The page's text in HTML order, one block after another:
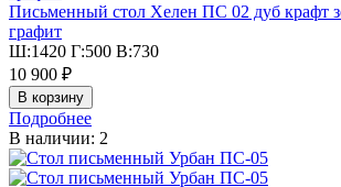
Письменный стол Хелен ПС 02 дуб крафт
графит
Ш:1420 Г:500 В:730
10 900 ₽
Подробнее
В наличии: 2